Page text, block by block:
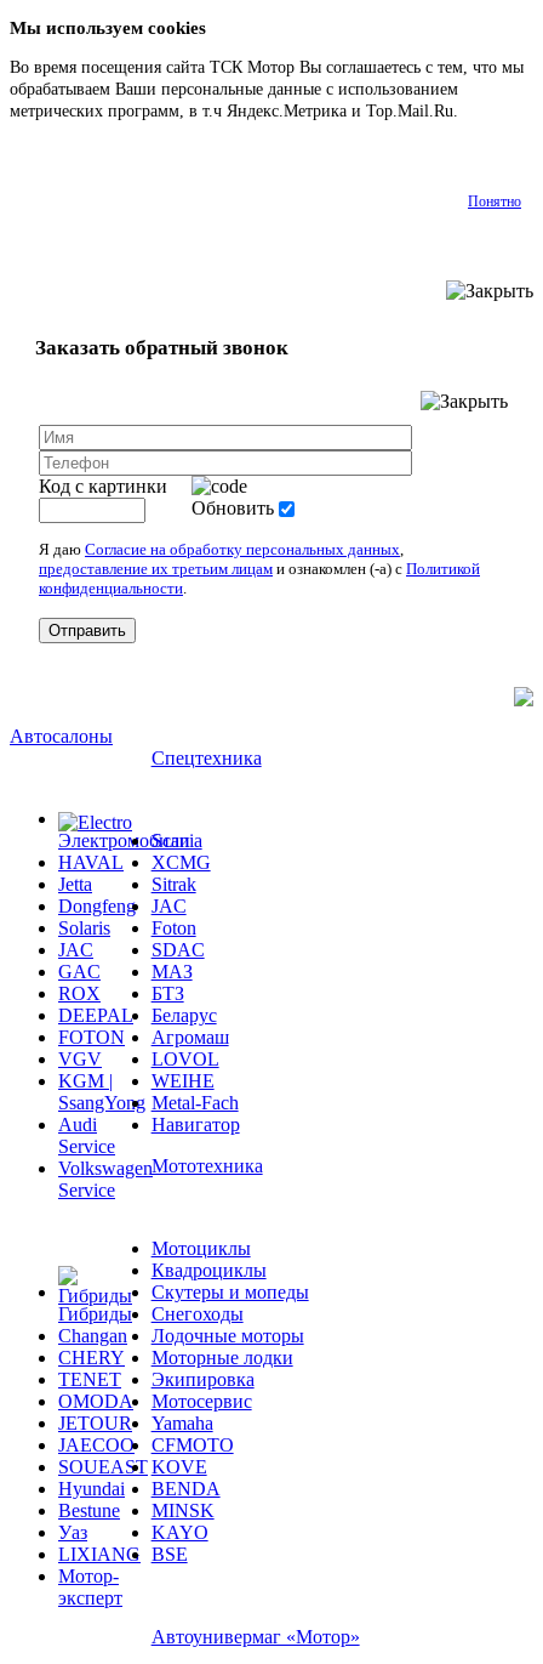
Мы используем cookies
Во время посещения сайта ТСК Мотор Вы соглашаетесь с тем, что мы
обрабатываем Ваши персональные данные с использованием
метрических программ, в т.ч Яндекс.Метрика и Top.Mail.Ru.
Понятно
Заказать обратный звонок
Код с картинки
Обновить
Я даю Согласие на обработку персональных данных,
предоставление их третьим лицам и ознакомлен (-а) c Политикой
конфиденциальности.
Автосалоны
Электромобили
HAVAL
Jetta
Dongfeng
Solaris
JAC
GAC
ROX
DEEPAL
FOTON
VGV
KGM |
SsangYong
Audi
Service
Volkswagen
Service
Гибриды
Changan
CHERY
TENET
OMODA
JETOUR
JAECOO
SOUEAST
Hyundai
Bestune
Уаз
LIXIANG
Мотор-
эксперт
Спецтехника
Scania
XCMG
Sitrak
JAC
Foton
SDAC
МАЗ
БТЗ
Беларус
Агромаш
LOVOL
WEIHE
Metal-Fach
Навигатор
Мототехника
Мотоциклы
Квадроциклы
Скутеры и мопеды
Снегоходы
Лодочные моторы
Моторные лодки
Экипировка
Мотосервис
Yamaha
CFMOTO
KOVE
BENDA
MINSK
KAYO
BSE
Автоунивермаг «Мотор»